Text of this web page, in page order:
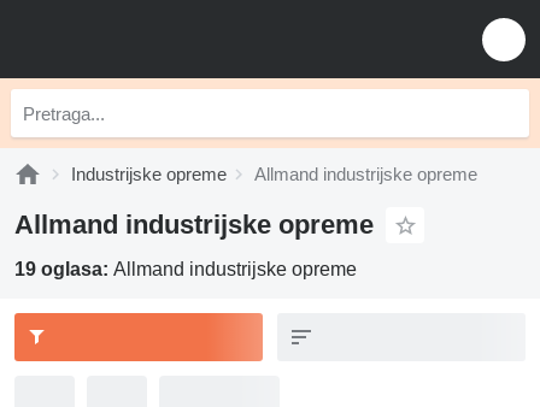
Industrijske opreme Allmand industrijske opreme
Allmand industrijske opreme
19 oglasa: Allmand industrijske opreme